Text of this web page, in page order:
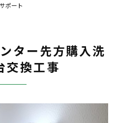
ポート
ター先方購入洗
交換工事